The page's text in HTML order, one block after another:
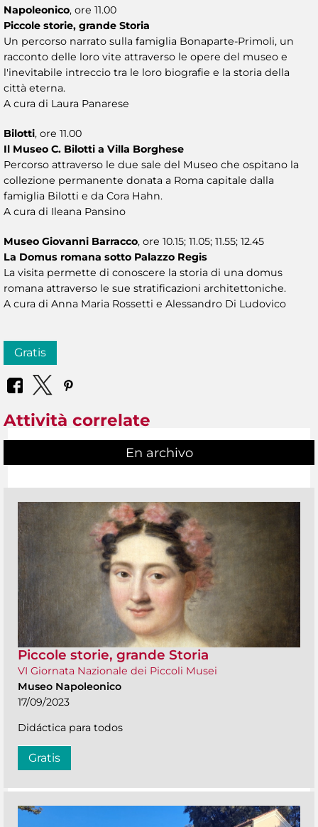
Napoleonico, ore 11.00
Piccole storie, grande Storia
Un percorso narrato sulla famiglia Bonaparte-Primoli, un
racconto delle loro vite attraverso le opere del museo e
l'inevitabile intreccio tra le loro biografie e la storia della
città eterna.
A cura di Laura Panarese
Bilotti, ore 11.00
Il Museo C. Bilotti a Villa Borghese
Percorso attraverso le due sale del Museo che ospitano la
collezione permanente donata a Roma capitale dalla
famiglia Bilotti e da Cora Hahn.
A cura di Ileana Pansino
Museo Giovanni Barracco, ore 10.15; 11.05; 11.55; 12.45
La Domus romana sotto Palazzo Regis
La visita permette di conoscere la storia di una domus
romana attraverso le sue stratificazioni architettoniche.
A cura di Anna Maria Rossetti e Alessandro Di Ludovico
Gratis
Attività correlate
En archivo
Piccole storie, grande Storia
VI Giornata Nazionale dei Piccoli Musei
Museo Napoleonico
17/09/2023
Didáctica para todos
Gratis